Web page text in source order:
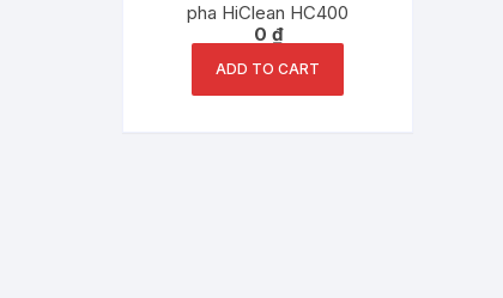
pha HiClean HC400
0 ₫
ADD TO CART